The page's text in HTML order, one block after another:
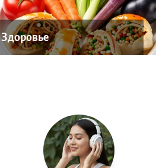
Здоровье